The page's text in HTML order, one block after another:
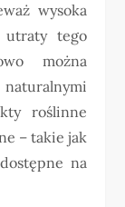
wysoka
utraty tego
można
roślinne
– takie jak
na